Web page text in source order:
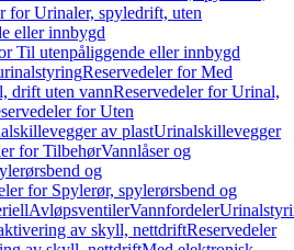
for Urinaler, spyledrift, uten
eller innbygd
Til utenpåliggende eller innbygd
Reservedeler for Med
drift uten vannReservedeler for Urinal,
for Uten
av plastUrinalskillevegger
for TilbehørVannlåser og
og
for Spylerør, spylerørsbend og
AvløpsventilerVannfordeler
av skyll, nettdriftReservedeler